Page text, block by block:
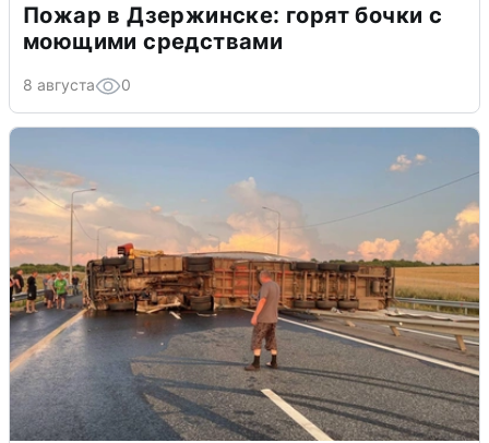
Пожар в Дзержинске: горят бочки с
моющими средствами
8 августа 0